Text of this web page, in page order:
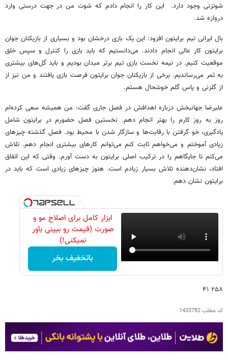
شوتزنی وجود دارد. این کار را انجام دادم که شوت من در جهت درستی وارد
دروازه شد.
بال ایرانی تیم برایتون افزود: این یک بازی درخشان بود و بسیاری از بازیکنان جوان
برایتون کار عالی انجام دادند. می‌دانستیم که باید بازی را کنترل و سپس خلق
موقعیت کنیم. در نیمه نخست بازی تیم برتر میدان بودیم و باید گل‌های بیشتری
به ثمر می‌رساندیم. برخی از بازیکنان جوان برایتون فرصت بازی یافتند و من نیز از
از گلزنی و پاس گلم خوشحال هستم.
علیرضا جهانبخش درباره اهدافش در فصل جاری گفت: من همیشه سعی کرده‌ام
روز به روز کارم را بهتر انجام دهم. نخستین فصل حضورم در برایتون شامل
یادگیری، خو گرفتن با رقابت‌ها و سازگار شدن با محیط بود. فصل گذشته چیزهای
زیادی آموختم و می‌خواهم ثابت کنم می‌توانم کارهای بیشتری انجام دهم. تلاش
می‌کنم تا جایگاهم را در ترکیب اصلی برایتون به دست آورم. وقتی که این اتفاق
افتاد، نشان‌دهنده تلاش بسیار زیادم است. هنوز چیزهای زیادی است که باید در
برایتون نشان دهم.
ابزار کامل برای اصلاح مو و
صورت (قیمت رو ببینی باور
نمیکنی!)
باتخفیف بخر
۲۵۸ ۴۱
کد مطلب1433782